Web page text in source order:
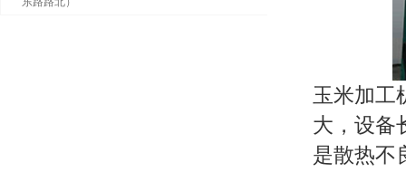
玉米加工
大，设备
是散热不